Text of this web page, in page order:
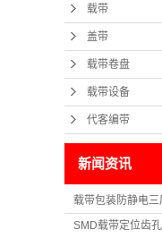
载带
盖带
载带卷盘
载带设备
代客编带
新闻资讯
载带包装防静电三
SMD载带定位齿